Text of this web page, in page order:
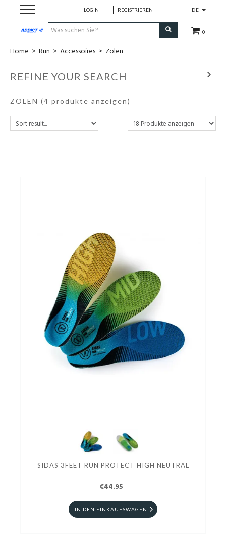
DE
0
LOGIN REGISTRIEREN
Cadeaubon
Loopschoenen
Gezonde levensstijl
Home > Run > Accessoires > Zolen
REFINE YOUR SEARCH
ZOLEN (4 produkte anzeigen)
SIDAS 3FEET RUN PROTECT HIGH NEUTRAL
€44.95
IN DEN EINKAUFSWAGEN